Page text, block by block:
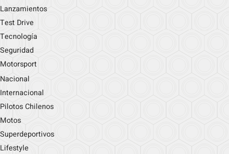
Lanzamientos
Test Drive
Tecnología
Seguridad
Motorsport
Nacional
Internacional
Pilotos Chilenos
Motos
Superdeportivos
Lifestyle